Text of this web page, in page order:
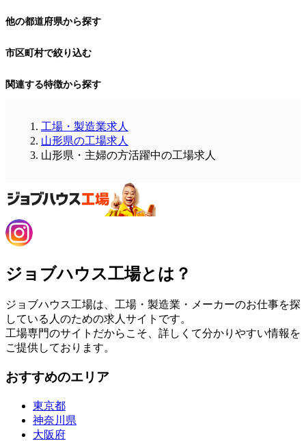
他の都道府県から探す
市区町村で絞り込む
関連する特徴から探す
工場・製造業求人
山形県の工場求人
山形県・主婦の方活躍中の工場求人
ジョブハウス工場とは？
ジョブハウス工場は、工場・製造業・メーカーのお仕事を探
している人のための求人サイトです。
工場専門のサイトだからこそ、詳しくて分かりやすい情報を
ご提供しております。
おすすめのエリア
東京都
神奈川県
大阪府